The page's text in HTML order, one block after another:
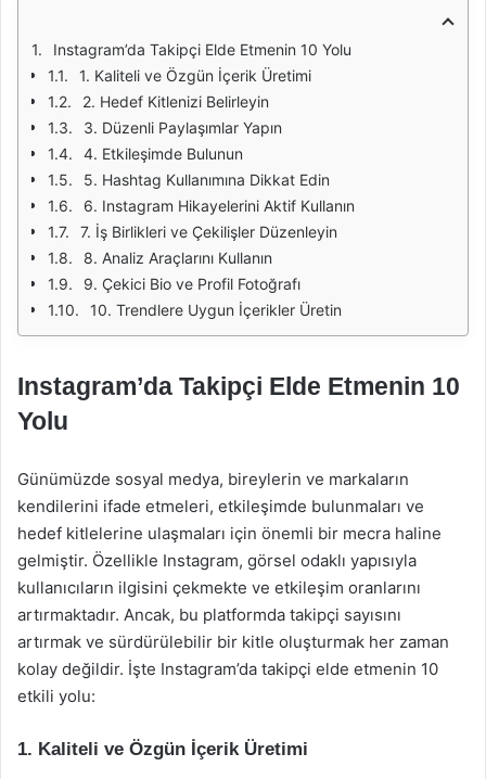
Instagram’da Takipçi Elde Etmenin 10 Yolu
1. Kaliteli ve Özgün İçerik Üretimi
2. Hedef Kitlenizi Belirleyin
3. Düzenli Paylaşımlar Yapın
4. Etkileşimde Bulunun
5. Hashtag Kullanımına Dikkat Edin
6. Instagram Hikayelerini Aktif Kullanın
7. İş Birlikleri ve Çekilişler Düzenleyin
8. Analiz Araçlarını Kullanın
9. Çekici Bio ve Profil Fotoğrafı
10. Trendlere Uygun İçerikler Üretin
Instagram’da Takipçi Elde Etmenin 10
Yolu
Günümüzde sosyal medya, bireylerin ve markaların
kendilerini ifade etmeleri, etkileşimde bulunmaları ve
hedef kitlelerine ulaşmaları için önemli bir mecra haline
gelmiştir. Özellikle Instagram, görsel odaklı yapısıyla
kullanıcıların ilgisini çekmekte ve etkileşim oranlarını
artırmaktadır. Ancak, bu platformda takipçi sayısını
artırmak ve sürdürülebilir bir kitle oluşturmak her zaman
kolay değildir. İşte Instagram’da takipçi elde etmenin 10
etkili yolu:
1. Kaliteli ve Özgün İçerik Üretimi